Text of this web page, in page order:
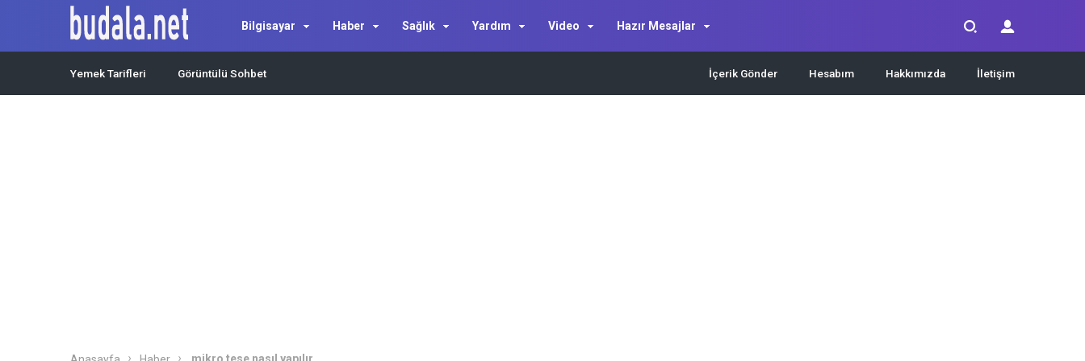
Bilgisayar Haber Sağlık Yardım Video Hazır Mesajlar
Yemek Tarifleri Görüntülü Sohbet İçerik Gönder Hesabım Hakkımızda İletişim